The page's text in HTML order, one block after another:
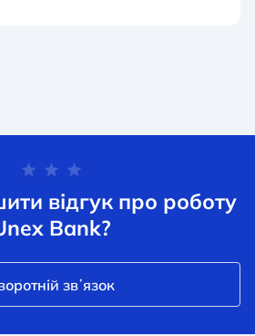
відгук про роботу
Bank?
звʼязок